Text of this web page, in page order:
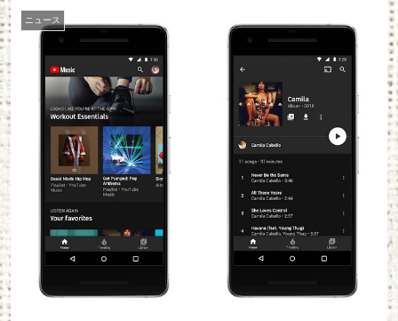
ニュース